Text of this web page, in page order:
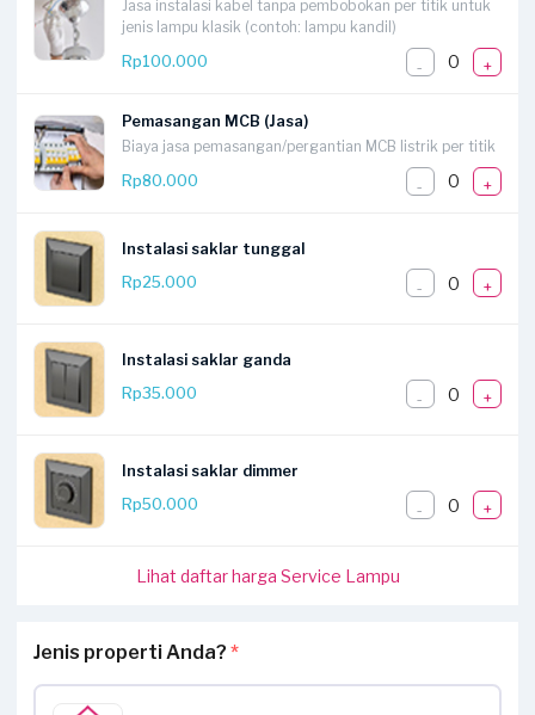
Jasa instalasi kabel tanpa pembobokan per titik untuk
jenis lampu klasik (contoh: lampu kandil)
Rp100.000
- 0 +
Pemasangan MCB (Jasa)
Biaya jasa pemasangan/pergantian MCB listrik per titik
Rp80.000
- 0 +
Instalasi saklar tunggal
Rp25.000
- 0 +
Instalasi saklar ganda
Rp35.000
- 0 +
Instalasi saklar dimmer
Rp50.000
- 0 +
Lihat daftar harga Service Lampu
Jenis properti Anda? *